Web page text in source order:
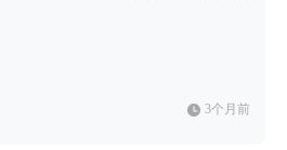
3个月前